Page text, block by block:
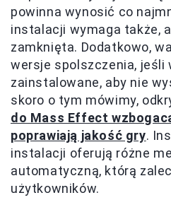
powinna wynosić co
instalacji wymaga także,
zamknięta. Dodatkowo,
wersje spolszczenia, jeśli
zainstalowane, aby nie
skoro o tym mówimy,
do Mass Effect
poprawiają jakość gry.
instalacji oferują różne
automatyczną, którą
użytkowników.